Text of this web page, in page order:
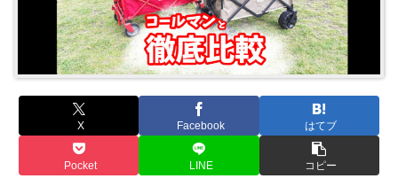
X Facebook はてブ
Pocket LINE コピー